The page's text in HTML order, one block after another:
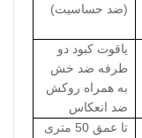
(ضد حساسیت)
یاقوت کبود دو
طرفه ضد خش
به همراه روکش
ضد انعکاس
تا عمق 50 متری